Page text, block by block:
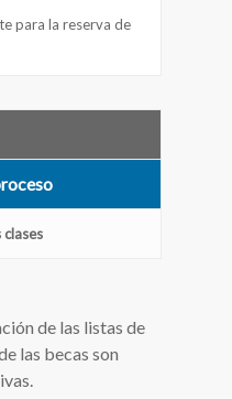
para la reserva de
clases
de las listas de
las becas son